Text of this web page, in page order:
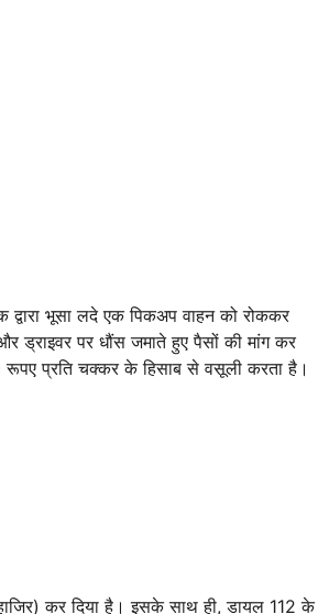
भूसा लदे एक पिकअप वाहन को रोककर
ड्राइवर पर धौंस जमाते हुए पैसों की मांग कर
रूपए प्रति चक्कर के हिसाब से वसूली करता है।
कर दिया है। इसके साथ ही, डायल 112 के